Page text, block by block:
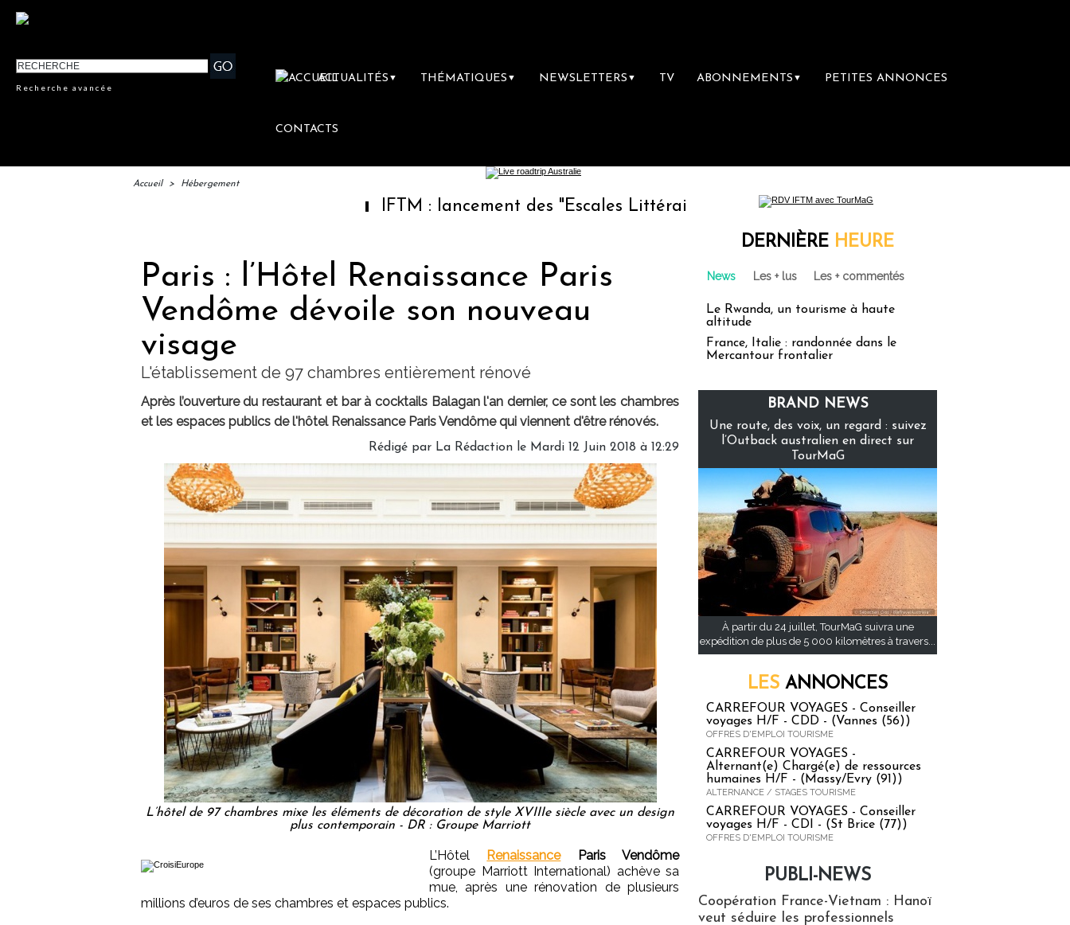
Recherche avancée
ACTUALITÉS ▼ THÉMATIQUES ▼ NEWSLETTERS ▼ TV ABONNEMENTS ▼ PETITES ANNONCES
CONTACTS
Accueil > Hébergement
IFTM : lancement des "Escales Littéraires", la première librairie du voyage
Paris : l’Hôtel Renaissance Paris
Vendôme dévoile son nouveau
visage
L'établissement de 97 chambres entièrement rénové
Après l’ouverture du restaurant et bar à cocktails Balagan l'an dernier, ce sont les chambres
et les espaces publics de l'hôtel Renaissance Paris Vendôme qui viennent d'être rénovés.
Rédigé par La Rédaction le Mardi 12 Juin 2018 à 12:29
L’hôtel de 97 chambres mixe les éléments de décoration de style XVIIIe siècle avec un design
plus contemporain - DR : Groupe Marriott
L’Hôtel Renaissance
Paris Vendôme
(groupe Marriott International) achève sa
mue, après une rénovation de plusieurs
millions d’euros de ses chambres et espaces publics.
DERNIÈRE HEURE
News Les + lus Les + commentés
Le Rwanda, un tourisme à haute
altitude
France, Italie : randonnée dans le
Mercantour frontalier
BRAND NEWS
Une route, des voix, un regard : suivez
l’Outback australien en direct sur
TourMaG
À partir du 24 juillet, TourMaG suivra une
expédition de plus de 5 000 kilomètres à travers...
LES ANNONCES
CARREFOUR VOYAGES - Conseiller
voyages H/F - CDD - (Vannes (56))
OFFRES D'EMPLOI TOURISME
CARREFOUR VOYAGES -
Alternant(e) Chargé(e) de ressources
humaines H/F - (Massy/Evry (91))
ALTERNANCE / STAGES TOURISME
CARREFOUR VOYAGES - Conseiller
voyages H/F - CDI - (St Brice (77))
OFFRES D'EMPLOI TOURISME
PUBLI-NEWS
Coopération France-Vietnam : Hanoï
veut séduire les professionnels